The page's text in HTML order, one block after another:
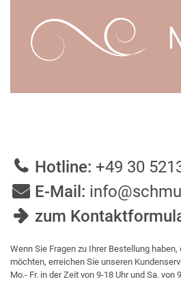
Hotline: +49 30
E-Mail:
zum
Wenn Sie Fragen zu Ihrer Bestellung
möchten, erreichen Sie unseren
Mo.- Fr. in der Zeit von 9-18 Uhr und Sa. von